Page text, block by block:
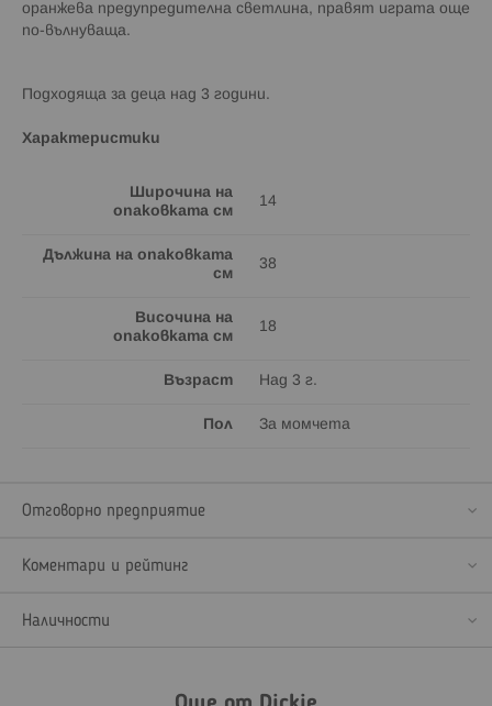
оранжева предупредителна светлина, правят играта още
по-вълнуваща.
Подходяща за деца над 3 години.
Характеристики
Широчина на
опаковката см
14
Дължина на опаковката
см
38
Височина на
опаковката см
18
Възраст Над 3 г.
Пол За момчета
Отговорно предприятие
Коментари и рейтинг
Наличности